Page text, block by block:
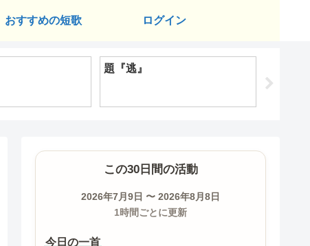
おすすめの短歌 ログイン
題『逃』
この30日間の活動
2026年7月9日 〜 2026年8月8日
1時間ごとに更新
今日の一首